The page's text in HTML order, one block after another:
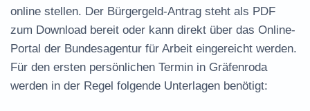
online stellen. Der Bürgergeld-Antrag steht als PDF
zum Download bereit oder kann direkt über das Online-
Portal der Bundesagentur für Arbeit eingereicht werden.
Für den ersten persönlichen Termin in Gräfenroda
werden in der Regel folgende Unterlagen benötigt: